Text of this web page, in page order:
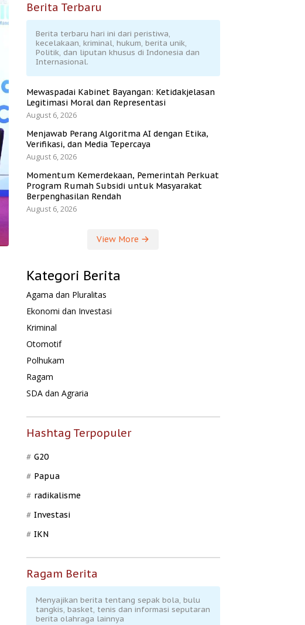
Berita Terbaru
Berita terbaru hari ini dari peristiwa,
kecelakaan, kriminal, hukum, berita unik,
Politik, dan liputan khusus di Indonesia dan
Internasional.
Mewaspadai Kabinet Bayangan: Ketidakjelasan
Legitimasi Moral dan Representasi
August 6, 2026
Menjawab Perang Algoritma AI dengan Etika,
Verifikasi, dan Media Tepercaya
August 6, 2026
Momentum Kemerdekaan, Pemerintah Perkuat
Program Rumah Subsidi untuk Masyarakat
Berpenghasilan Rendah
August 6, 2026
View More
Kategori Berita
Agama dan Pluralitas
Ekonomi dan Investasi
Kriminal
Otomotif
Polhukam
Ragam
SDA dan Agraria
Hashtag Terpopuler
G20
Papua
radikalisme
Investasi
IKN
Ragam Berita
Menyajikan berita tentang sepak bola, bulu
tangkis, basket, tenis dan informasi seputaran
berita olahraga lainnya